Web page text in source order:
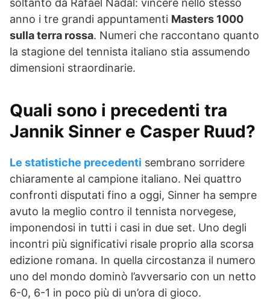
soltanto da Rafael Nadal: vincere nello stesso
anno i tre grandi appuntamenti Masters 1000
sulla terra rossa. Numeri che raccontano quanto
la stagione del tennista italiano stia assumendo
dimensioni straordinarie.
Quali sono i precedenti tra
Jannik Sinner e Casper Ruud?
Le statistiche precedenti sembrano sorridere
chiaramente al campione italiano. Nei quattro
confronti disputati fino a oggi, Sinner ha sempre
avuto la meglio contro il tennista norvegese,
imponendosi in tutti i casi in due set. Uno degli
incontri più significativi risale proprio alla scorsa
edizione romana. In quella circostanza il numero
uno del mondo dominò l’avversario con un netto
6-0, 6-1 in poco più di un’ora di gioco.